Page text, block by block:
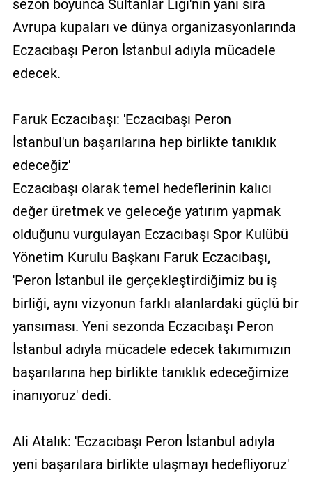
sezon boyunca Sultanlar Ligi'nin yanı sıra
Avrupa kupaları ve dünya organizasyonlarında
Eczacıbaşı Peron İstanbul adıyla mücadele
edecek.
Faruk Eczacıbaşı: 'Eczacıbaşı Peron
İstanbul'un başarılarına hep birlikte tanıklık
edeceğiz'
Eczacıbaşı olarak temel hedeflerinin kalıcı
değer üretmek ve geleceğe yatırım yapmak
olduğunu vurgulayan Eczacıbaşı Spor Kulübü
Yönetim Kurulu Başkanı Faruk Eczacıbaşı,
'Peron İstanbul ile gerçekleştirdiğimiz bu iş
birliği, aynı vizyonun farklı alanlardaki güçlü bir
yansıması. Yeni sezonda Eczacıbaşı Peron
İstanbul adıyla mücadele edecek takımımızın
başarılarına hep birlikte tanıklık edeceğimize
inanıyoruz' dedi.
Ali Atalık: 'Eczacıbaşı Peron İstanbul adıyla
yeni başarılara birlikte ulaşmayı hedefliyoruz'